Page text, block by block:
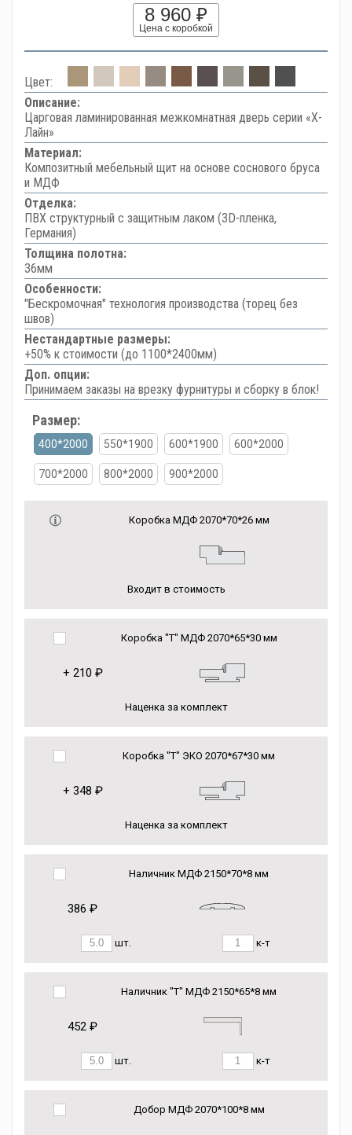
8 960 ₽
Цена с коробкой
Цвет:
Описание:
Царговая ламинированная межкомнатная дверь серии «Х-
Лайн»
Материал:
Композитный мебельный щит на основе соснового бруса
и МДФ
Отделка:
ПВХ структурный с защитным лаком (3D-пленка,
Германия)
Толщина полотна:
36мм
Особенности:
"Бескромочная" технология производства (торец без
швов)
Нестандартные размеры:
+50% к стоимости (до 1100*2400мм)
Доп. опции:
Принимаем заказы на врезку фурнитуры и сборку в блок!
Размер:
400*2000 550*1900 600*1900 600*2000
700*2000 800*2000 900*2000
Коробка МДФ 2070*70*26 мм
Входит в стоимость
Коробка "Т" МДФ 2070*65*30 мм
+ 210 ₽
Наценка за комплект
Коробка "Т" ЭКО 2070*67*30 мм
+ 348 ₽
Наценка за комплект
Наличник МДФ 2150*70*8 мм
386 ₽
шт. к-т
Наличник "Т" МДФ 2150*65*8 мм
452 ₽
шт. к-т
Добор МДФ 2070*100*8 мм